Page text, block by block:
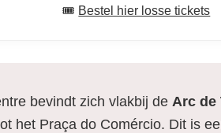
🎟️ Bestel hier losse tickets
bevindt zich vlakbij de Arc de
het Praça do Comércio. Dit is